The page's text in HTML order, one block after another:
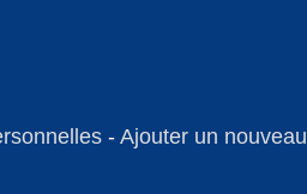
- Ajouter un nouveau